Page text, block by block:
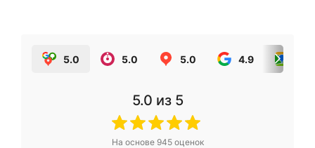
5.0 5.0 5.0 4.9
5.0 из 5
На основе 945оценок